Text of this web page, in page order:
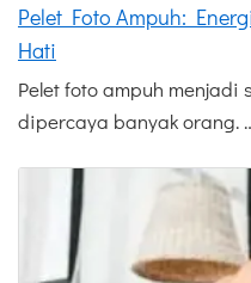
Pelet Foto Ampuh:
Hati
Pelet foto ampuh
dipercaya banyak orang.